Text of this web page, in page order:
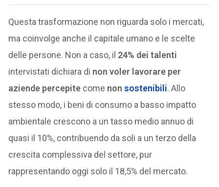
Questa trasformazione non riguarda solo i mercati,
ma coinvolge anche il capitale umano e le scelte
delle persone. Non a caso, il 24% dei talenti
intervistati dichiara di non voler lavorare per
aziende percepite come nonsostenibili. Allo
stesso modo, i beni di consumo a basso impatto
ambientale crescono a un tasso medio annuo di
quasi il 10%, contribuendo da soli a un terzo della
crescita complessiva del settore, pur
rappresentando oggi solo il 18,5% del mercato.